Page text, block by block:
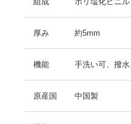
厚み 約5mm
機能 手洗い可、撥
原産国 中国製